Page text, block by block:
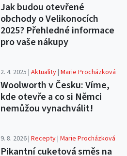
Jak budou otevřené
obchody o Velikonocích
2025? Přehledné informace
pro vaše nákupy
2. 4. 2025 |Aktuality|Marie Procházková
Woolworth v Česku: Víme,
kde otevře a co si Němci
nemůžou vynachválit!
9. 8. 2026 |Recepty|Marie Procházková
Pikantní cuketová směs na